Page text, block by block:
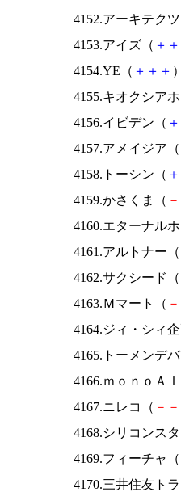
4152.アーキテク
4153.アイズ（ ＋ ＋
4154.YE（ ＋ ＋ ＋
4155.キオクシア
4156.イビデン（ ＋
4157.アメイジア（
4158.トーシン（ ＋
4159.かさくま（ －
4160.エターナル
4161.アルトナー（
4162.サクシード（
4163.Ｍマート（ －
4164.ジィ・シィ
4165.トーメンデ
4166.ｍｏｎｏＡ
4167.ニレコ（ － －
4168.シリコンス
4169.フィーチャ（
4170.三井住友ト